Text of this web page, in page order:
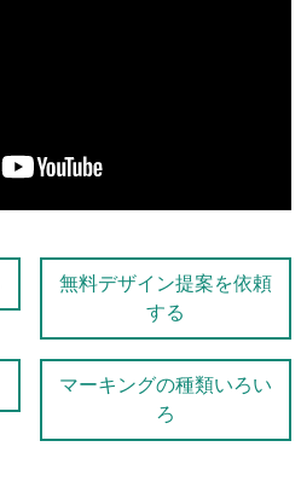
無料デザイン提案を依頼
する
マーキングの種類いろい
ろ